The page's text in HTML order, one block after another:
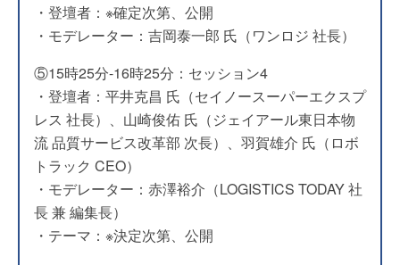
・登壇者：※確定次第、公開
・モデレーター：吉岡泰一郎 氏（ワンロジ 社長）
⑤15時25分-16時25分：セッション4
・登壇者：平井克昌 氏（セイノースーパーエクスプ
レス 社長）、山崎俊佑 氏（ジェイアール東日本物
流 品質サービス改革部 次長）、羽賀雄介 氏（ロボ
トラック CEO）
・モデレーター：赤澤裕介（LOGISTICS TODAY 社
長 兼 編集長）
・テーマ：※決定次第、公開